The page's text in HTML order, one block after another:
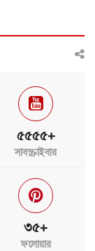
৫৫৫৫+
সাবস্ক্রাইবার
৩৫+
ফলোয়ার